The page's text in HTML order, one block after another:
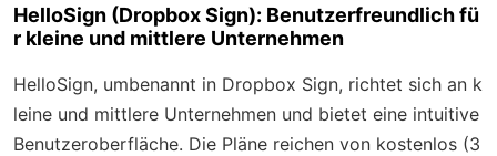
HelloSign (Dropbox Sign): Benutzerfreundlich fü
r kleine und mittlere Unternehmen
HelloSign, umbenannt in Dropbox Sign, richtet sich an k
leine und mittlere Unternehmen und bietet eine intuitive
Benutzeroberfläche. Die Pläne reichen von kostenlos (3